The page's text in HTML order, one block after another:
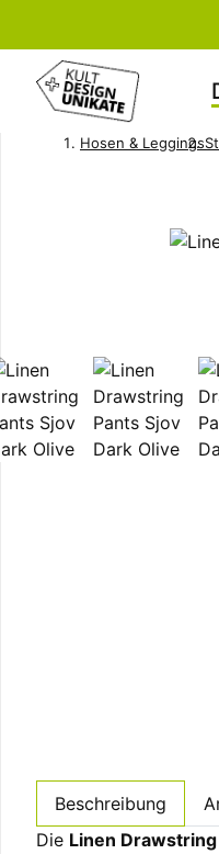
Hosen & Leggings
Beschreibung
Die Linen